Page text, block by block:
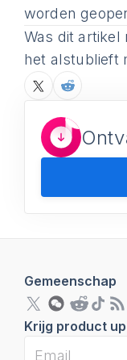
worden
Was dit artikel
het alstublieft
Gemeenschap
Krijg product